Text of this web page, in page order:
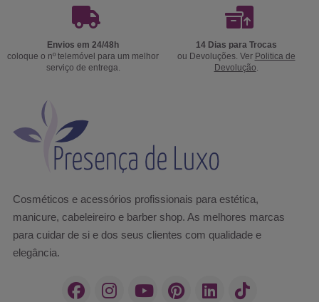
Envios em 24/48h
coloque o nº telemóvel para um melhor
serviço de entrega.
14 Dias para Trocas
ou Devoluções. Ver Politica de
Devolução
Cosméticos e acessórios profissionais para estética,
manicure, cabeleireiro e barber shop. As melhores marcas
para cuidar de si e dos seus clientes com qualidade e
elegância.